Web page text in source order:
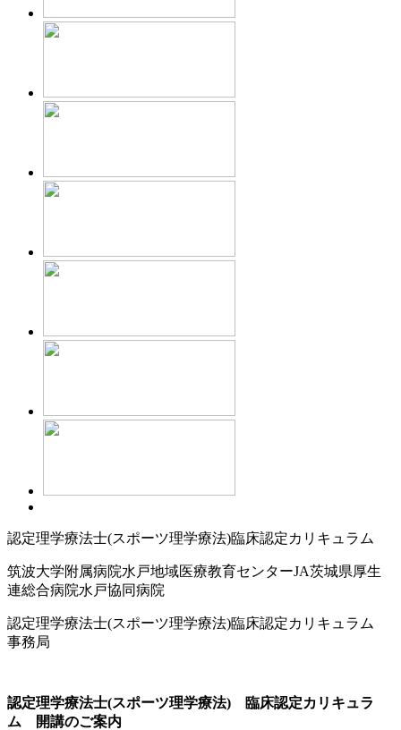
認定理学療法士(スポーツ理学療法)臨床認定カリキュラム
筑波大学附属病院水戸地域医療教育センターJA茨城県厚生
連総合病院水戸協同病院
認定理学療法士(スポーツ理学療法)臨床認定カリキュラム
事務局
認定理学療法士(スポーツ理学療法) 臨床認定カリキュラ
ム 開講のご案内